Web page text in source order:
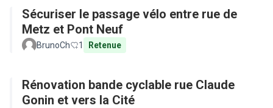
Sécuriser le passage vélo entre rue de
Metz et Pont Neuf
BrunoCh 1 Retenue
Rénovation bande cyclable rue Claude
Gonin et vers la Cité